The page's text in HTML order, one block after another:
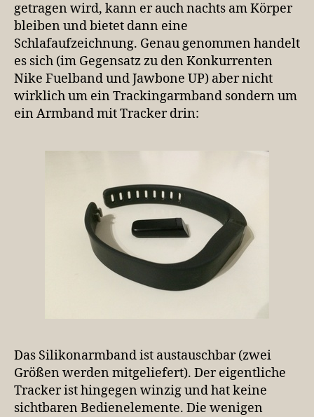
getragen wird, kann er auch nachts am Körper
bleiben und bietet dann eine
Schlafaufzeichnung. Genau genommen handelt
es sich (im Gegensatz zu den Konkurrenten
Nike Fuelband und Jawbone UP) aber nicht
wirklich um ein Trackingarmband sondern um
ein Armband mit Tracker drin:
Das Silikonarmband ist austauschbar (zwei
Größen werden mitgeliefert). Der eigentliche
Tracker ist hingegen winzig und hat keine
sichtbaren Bedienelemente. Die wenigen